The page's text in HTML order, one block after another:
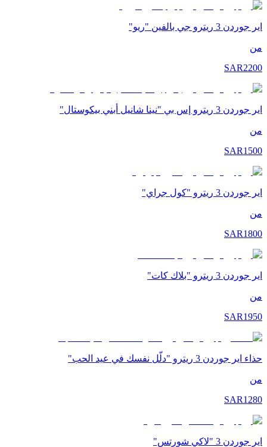
اير جوردن 3 ريترو جي بالفين "ريو"
من
SAR2200
اير جوردن 3 ريترو إس بي "نينا شانيل أبني بيكوستال"
من
SAR1500
اير جوردن 3 ريترو "كول جراي"
من
SAR1800
اير جوردن 3 ريترو "بلاك كات"
من
SAR1950
حذاء اير جوردن 3 ريترو "دلّل نفسك في عيد الحب"
من
SAR1280
اير جوردن 3 "لاكي شورتس"